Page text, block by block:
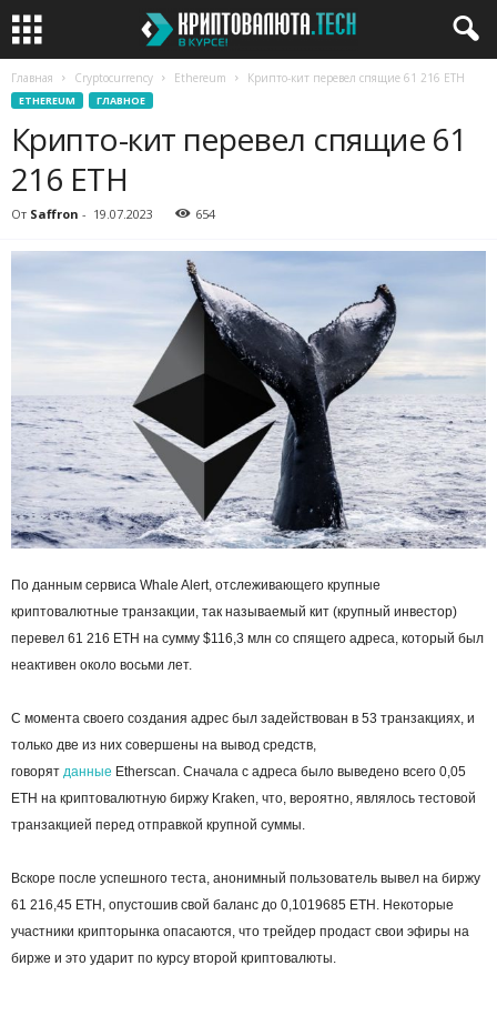
Главная Cryptocurrency Ethereum Крипто-кит перевел спящие 61 216 ETH
ETHEREUM ГЛАВНОЕ
Крипто-кит перевел спящие 61
216 ETH
От Saffron - 19.07.2023 654
По данным сервиса Whale Alert, отслеживающего крупные
криптовалютные транзакции, так называемый кит (крупный инвестор)
перевел 61 216 ETH на сумму $116,3 млн со спящего адреса, который был
неактивен около восьми лет.
С момента своего создания адрес был задействован в 53 транзакциях, и
только две из них совершены на вывод средств,
говорят данные Etherscan. Сначала с адреса было выведено всего 0,05
ETH на криптовалютную биржу Kraken, что, вероятно, являлось тестовой
транзакцией перед отправкой крупной суммы.
Вскоре после успешного теста, анонимный пользователь вывел на биржу
61 216,45 ETH, опустошив свой баланс до 0,1019685 ETH. Некоторые
участники крипторынка опасаются, что трейдер продаст свои эфиры на
бирже и это ударит по курсу второй криптовалюты.